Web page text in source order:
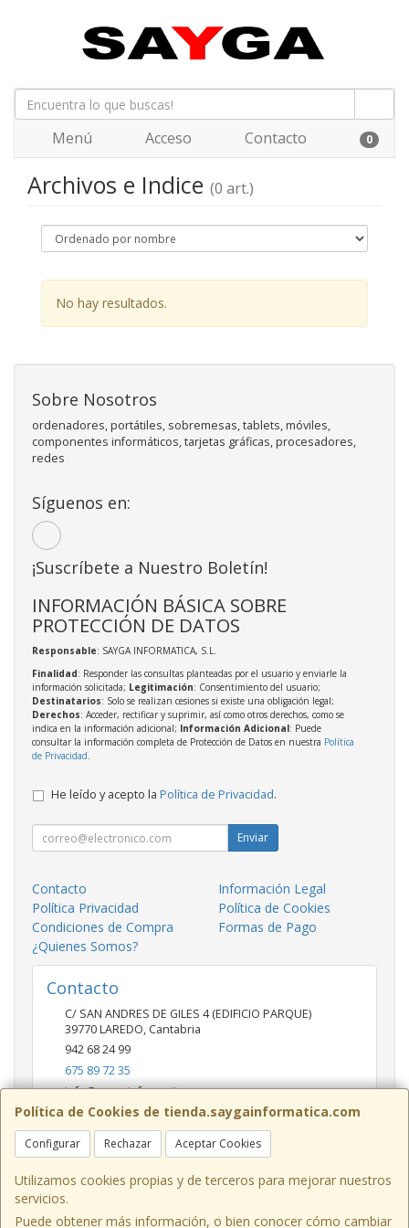
Menú Acceso Contacto 0
Archivos e Indice (0 art.)
No hay resultados.
Política de Cookies de tienda.saygainformatica.com
Configurar Rechazar Aceptar Cookies
Utilizamos cookies propias y de terceros para mejorar nuestros
servicios.
Puede obtener más información, o bien conocer cómo cambiar
Sobre Nosotros
ordenadores, portátiles, sobremesas, tablets, móviles,
componentes informáticos, tarjetas gráficas, procesadores,
redes
Síguenos en:
¡Suscríbete a Nuestro Boletín!
INFORMACIÓN BÁSICA SOBRE
PROTECCIÓN DE DATOS
Responsable: SAYGA INFORMATICA, S.L.
Finalidad: Responder las consultas planteadas por el usuario y enviarle la
información solicitada; Legitimación: Consentimiento del usuario;
Destinatarios: Solo se realizan cesiones si existe una obligación legal;
Derechos: Acceder, rectificar y suprimir, así como otros derechos, como se
indica en la información adicional; Información Adicional: Puede
consultar la información completa de Protección de Datos en nuestra Política
de Privacidad.
He leído y acepto la Política de Privacidad.
Enviar
Contacto
Información Legal
Política Privacidad
Política de Cookies
Condiciones de Compra
Formas de Pago
¿Quienes Somos?
Contacto
C/ SAN ANDRES DE GILES 4 (EDIFICIO PARQUE)
39770LAREDO, Cantabria
942 68 24 99
675 89 72 35
info@saygainformatica.com
Horario
10-14 / 19:00-20:30